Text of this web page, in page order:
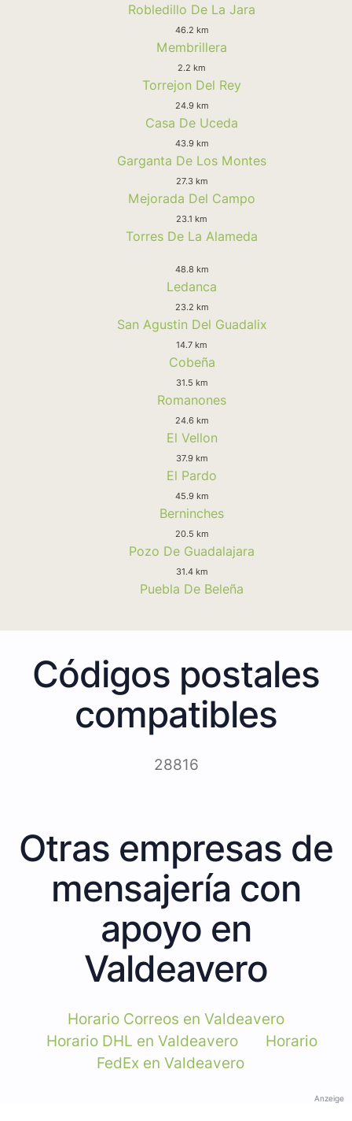
Robledillo De La Jara
46.2 km
Membrillera
2.2 km
Torrejon Del Rey
24.9 km
Casa De Uceda
43.9 km
Garganta De Los Montes
27.3 km
Mejorada Del Campo
23.1 km
Torres De La Alameda
48.8 km
Ledanca
23.2 km
San Agustin Del Guadalix
14.7 km
Cobeña
31.5 km
Romanones
24.6 km
El Vellon
37.9 km
El Pardo
45.9 km
Berninches
20.5 km
Pozo De Guadalajara
31.4 km
Puebla De Beleña
Códigos postales
compatibles
28816
Otras empresas de
mensajería con
apoyo en
Valdeavero
Horario Correos en Valdeavero
Horario DHL en Valdeavero
Horario
FedEx en Valdeavero
Anzeige